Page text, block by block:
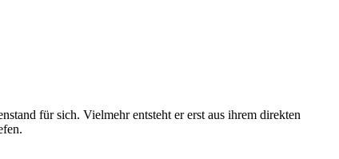
für sich. Vielmehr entsteht er erst aus ihrem direkten